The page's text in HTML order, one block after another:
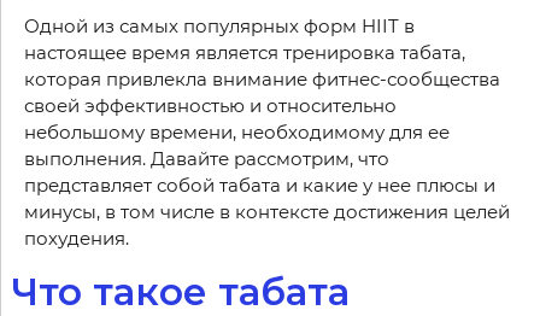
Одной из самых популярных форм HIIT в
настоящее время является тренировка табата,
которая привлекла внимание фитнес-сообщества
своей эффективностью и относительно
небольшому времени, необходимому для ее
выполнения. Давайте рассмотрим, что
представляет собой табата и какие у нее плюсы и
минусы, в том числе в контексте достижения целей
похудения.
Что такое табата